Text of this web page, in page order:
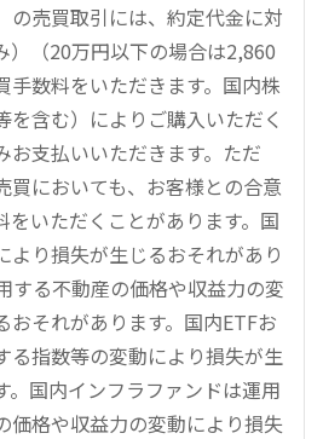
の売買取引には、約定代金に対
）（20万円以下の場合は2,860
手数料をいただきます。国内株
を含む）によりご購入いただく
お支払いいただきます。ただ
買においても、お客様との合意
をいただくことがあります。国
より損失が生じるおそれがあり
する不動産の価格や収益力の変
おそれがあります。国内ETFお
る指数等の変動により損失が生
。国内インフラファンドは運用
価格や収益力の変動により損失